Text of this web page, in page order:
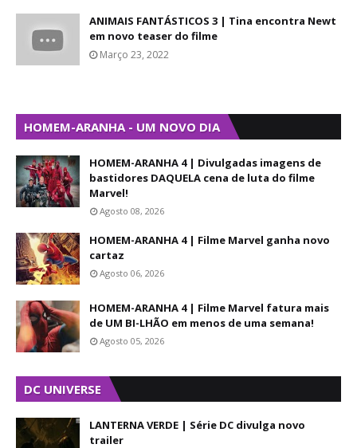
ANIMAIS FANTÁSTICOS 3 | Tina encontra Newt
em novo teaser do filme
Março 23, 2022
HOMEM-ARANHA - UM NOVO DIA
HOMEM-ARANHA 4 | Divulgadas imagens de
bastidores DAQUELA cena de luta do filme
Marvel!
Agosto 08, 2026
HOMEM-ARANHA 4 | Filme Marvel ganha novo
cartaz
Agosto 06, 2026
HOMEM-ARANHA 4 | Filme Marvel fatura mais
de UM BI-LHÃO em menos de uma semana!
Agosto 05, 2026
DC UNIVERSE
LANTERNA VERDE | Série DC divulga novo
trailer